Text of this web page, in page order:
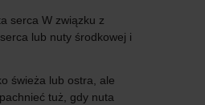
serca W związku z
lub nuty środkowej i
świeża lub ostra, ale
tuż, gdy nuta